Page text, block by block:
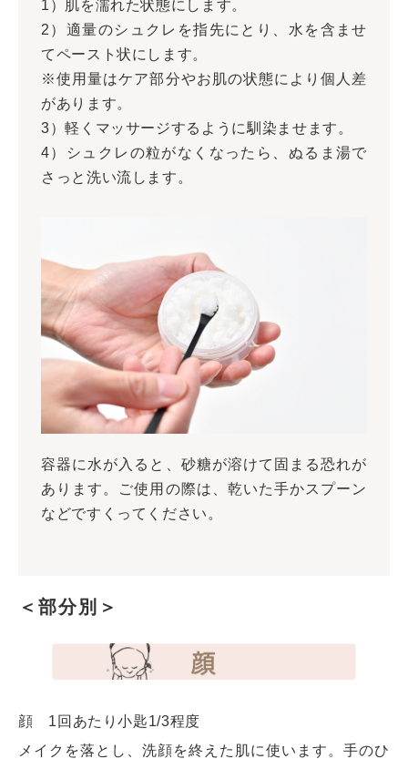
1）肌を濡れた状態にします。
2）適量のシュクレを指先にとり、水を含ませ
てペースト状にします。
※使用量はケア部分やお肌の状態により個人差
があります。
3）軽くマッサージするように馴染ませます。
4）シュクレの粒がなくなったら、ぬるま湯で
さっと洗い流します。
容器に水が入ると、砂糖が溶けて固まる恐れが
あります。ご使用の際は、乾いた手かスプーン
などですくってください。
＜部分別＞
顔 1回あたり小匙1/3程度
メイクを落とし、洗顔を終えた肌に使います。手のひ